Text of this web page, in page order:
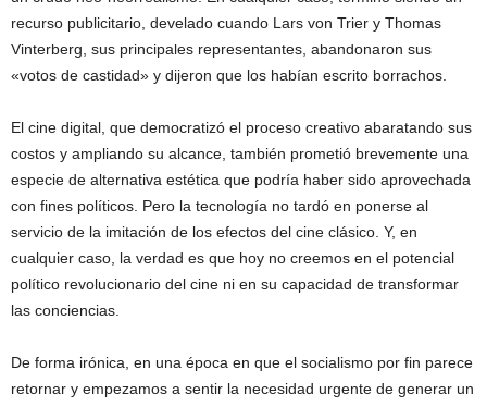
recurso publicitario, develado cuando Lars von Trier y Thomas
Vinterberg, sus principales representantes, abandonaron sus
«votos de castidad» y dijeron que los habían escrito borrachos.
El cine digital, que democratizó el proceso creativo abaratando sus
costos y ampliando su alcance, también prometió brevemente una
especie de alternativa estética que podría haber sido aprovechada
con fines políticos. Pero la tecnología no tardó en ponerse al
servicio de la imitación de los efectos del cine clásico. Y, en
cualquier caso, la verdad es que hoy no creemos en el potencial
político revolucionario del cine ni en su capacidad de transformar
las conciencias.
De forma irónica, en una época en que el socialismo por fin parece
retornar y empezamos a sentir la necesidad urgente de generar un